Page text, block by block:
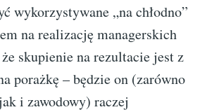
wykorzystywane „na chłodno”
na realizację managerskich
skupienie na rezultacie jest z
porażkę – będzie on (zarówno
i zawodowy) raczej